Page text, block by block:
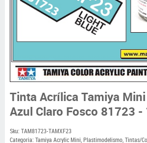
Tinta Acrílica Tamiya
Azul Claro Fosco 81723 -
Sku: TAM81723-TAMXF23
Categoria: Tamiya Acrylic Mini,Plastimodelismo,Tintas/